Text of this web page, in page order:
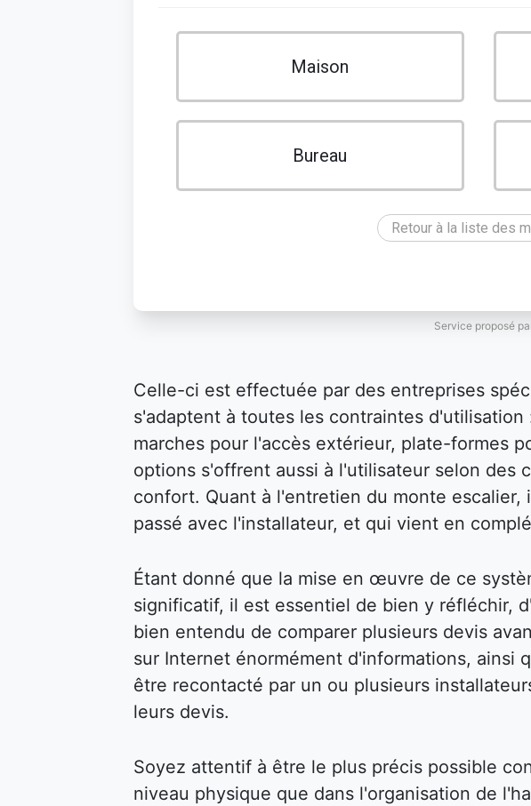
Maison
Bureau
Retour à la liste des
Service proposé
Celle-ci est effectuée par des entreprises
s'adaptent à toutes les contraintes
marches pour l'accès extérieur, plate-formes
options s'offrent aussi à l'utilisateur selon des
confort. Quant à l'entretien du monte
passé avec l'installateur, et qui vient en
Étant donné que la mise en œuvre de ce
significatif, il est essentiel de bien y réfléchir,
bien entendu de comparer plusieurs devis
sur Internet énormément d'informations, ainsi
être recontacté par un ou plusieurs
leurs devis.
Soyez attentif à être le plus précis possible
niveau physique que dans l'organisation de